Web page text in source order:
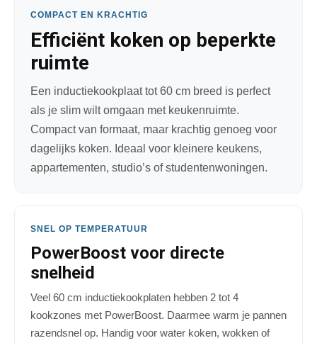
COMPACT EN KRACHTIG
Efficiënt koken op beperkte
ruimte
Een inductiekookplaat tot 60 cm breed is perfect
als je slim wilt omgaan met keukenruimte.
Compact van formaat, maar krachtig genoeg voor
dagelijks koken. Ideaal voor kleinere keukens,
appartementen, studio’s of studentenwoningen.
SNEL OP TEMPERATUUR
PowerBoost voor directe
snelheid
Veel 60 cm inductiekookplaten hebben 2 tot 4
kookzones met PowerBoost. Daarmee warm je pannen
razendsnel op. Handig voor water koken, wokken of